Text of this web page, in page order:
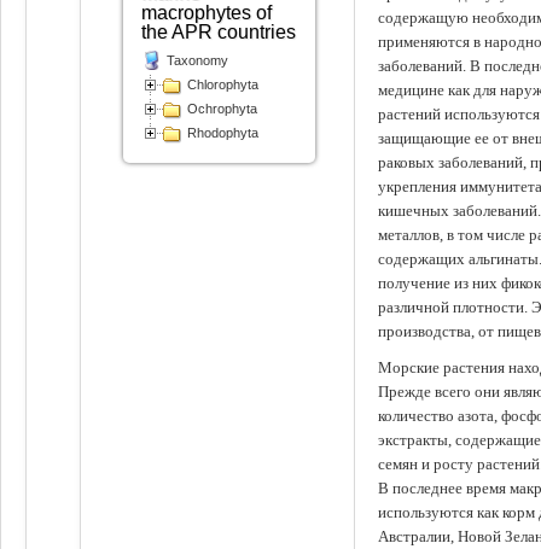
содержащую
применяются в
заболеваний. В
медицине как для
растений
защищающие ее от
раковых заболеваний,
укрепления
кишечных
металлов, в том числе
содержащих
получение из них
различной плотности.
производства, от
Морские растения
Прежде всего они
количество азота,
экстракты,
семян и росту
В последнее время
используются как
Австралии, Новой
macrophytes of
the APR countries
Taxonomy
Chlorophyta
Ochrophyta
Rhodophyta